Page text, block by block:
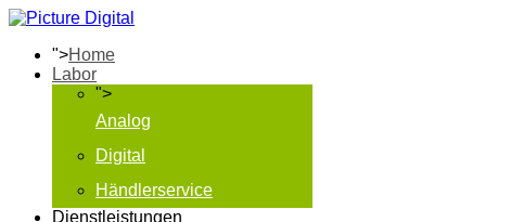
">Home
Labor
">
Analog
Digital
Händlerservice
Dienstleistungen